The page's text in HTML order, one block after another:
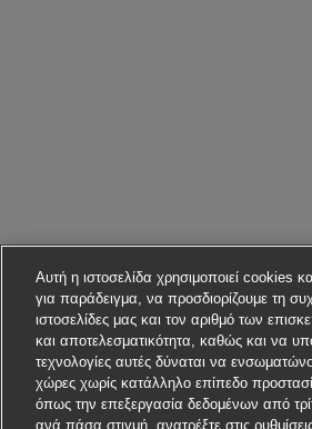
Αυτή η ιστοσελίδα χρησιμοποιεί cookies
για παράδειγμα, να προσδιορίζουμε τη
ιστοσελίδες μας και τον αριθμό των
και αποτελεσματικότητα, καθώς και να
τεχνολογίες αυτές δύναται να
χώρες χωρίς κατάλληλο επίπεδο
όπως την επεξεργασία δεδομένων από
ανά πάσα στιγμή, ανατρέξτε στις